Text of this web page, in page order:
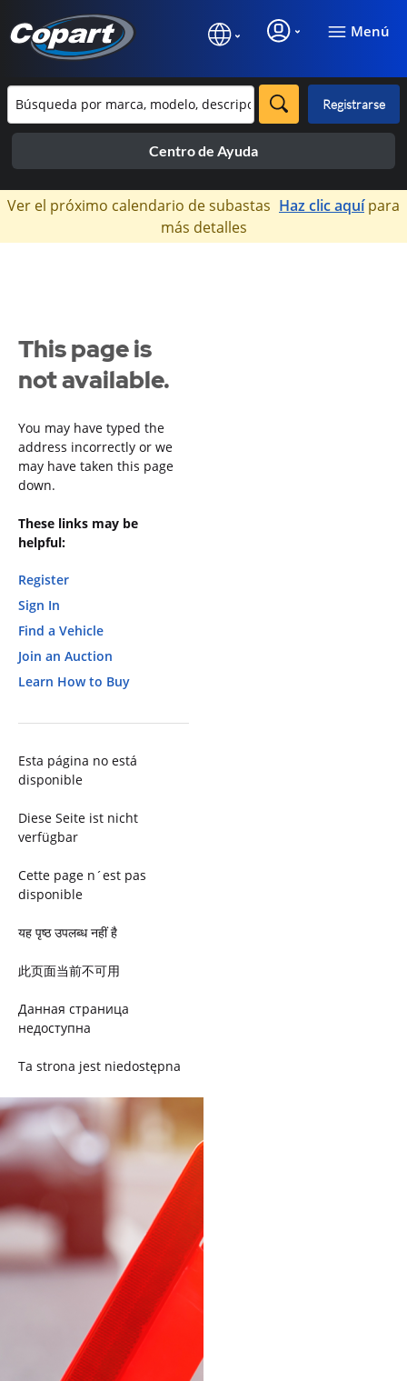
Menú
Registrarse
Centro de Ayuda
×
Ver el próximo calendario de subastas Haz clic aquípara
más detalles
This page is
not available.
You may have typed the
address incorrectly or we
may have taken this page
down.
These links may be
helpful:
Register
Sign In
Find a Vehicle
Join an Auction
Learn How to Buy
Esta página no está
disponible
Diese Seite ist nicht
verfügbar
Cette page n´est pas
disponible
यह पृष्ठ उपलब्ध नहीं है
此页面当前不可用
Данная страница
недоступна
Ta strona jest niedostępna
Trang này không có
Esta página não está
disponível
このページは現在利用できま
せん
Pagina non disponibile
هذه الصفحة غير متوفرة